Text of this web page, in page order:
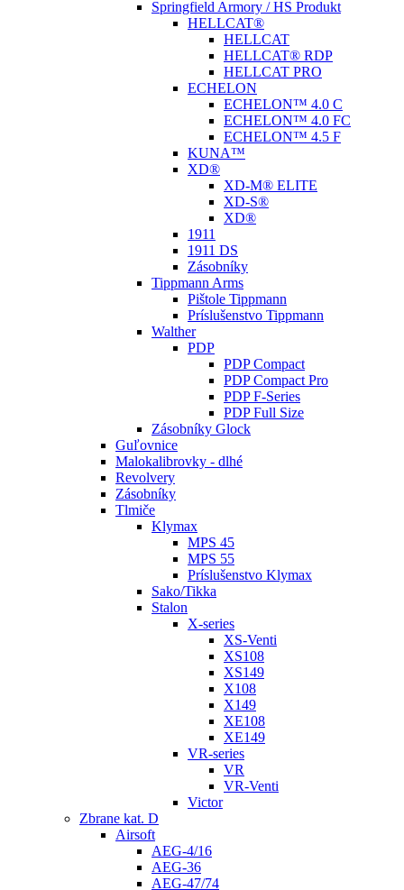
Springfield Armory / HS Produkt
HELLCAT®
HELLCAT
HELLCAT® RDP
HELLCAT PRO
ECHELON
ECHELON™ 4.0 C
ECHELON™ 4.0 FC
ECHELON™ 4.5 F
KUNA™
XD®
XD-M® ELITE
XD-S®
XD®
1911
1911 DS
Zásobníky
Tippmann Arms
Pištole Tippmann
Príslušenstvo Tippmann
Walther
PDP
PDP Compact
PDP Compact Pro
PDP F-Series
PDP Full Size
Zásobníky Glock
Guľovnice
Malokalibrovky - dlhé
Revolvery
Zásobníky
Tlmiče
Klymax
MPS 45
MPS 55
Príslušenstvo Klymax
Sako/Tikka
Stalon
X-series
XS-Venti
XS108
XS149
X108
X149
XE108
XE149
VR-series
VR
VR-Venti
Victor
Zbrane kat. D
Airsoft
AEG-4/16
AEG-36
AEG-47/74